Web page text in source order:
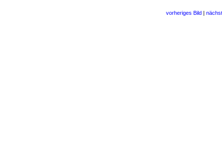
vorheriges Bild|